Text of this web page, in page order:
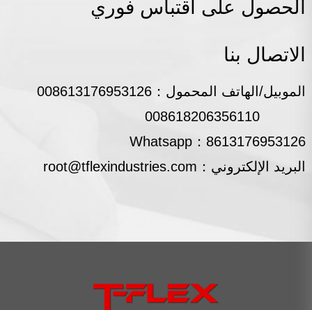
الحصول على اقتباس فوري
* الاتصال بنا
الموبيل/الهاتف المحمول： 008613176953126
008618206356110
8613176953126
：Whatsapp
البريد الإلكتروني： root@tflexindustries.com